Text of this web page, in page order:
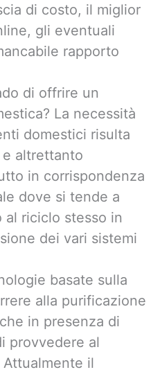
di costo, il miglior
gli eventuali
rapporto
di offrire un
La necessità
domestici risulta
altrettanto
in corrispondenza
dove si tende a
al riciclo stesso in
dei vari sistemi
basate sulla
alla purificazione
in presenza di
provvedere al
il